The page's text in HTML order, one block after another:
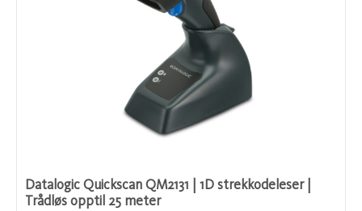
Datalogic Quickscan QM2131 | 1D strekkodeleser |
Trådløs opptil 25 meter